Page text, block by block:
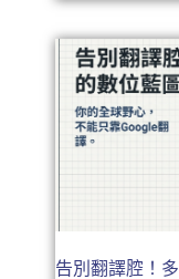
告別翻譯腔！